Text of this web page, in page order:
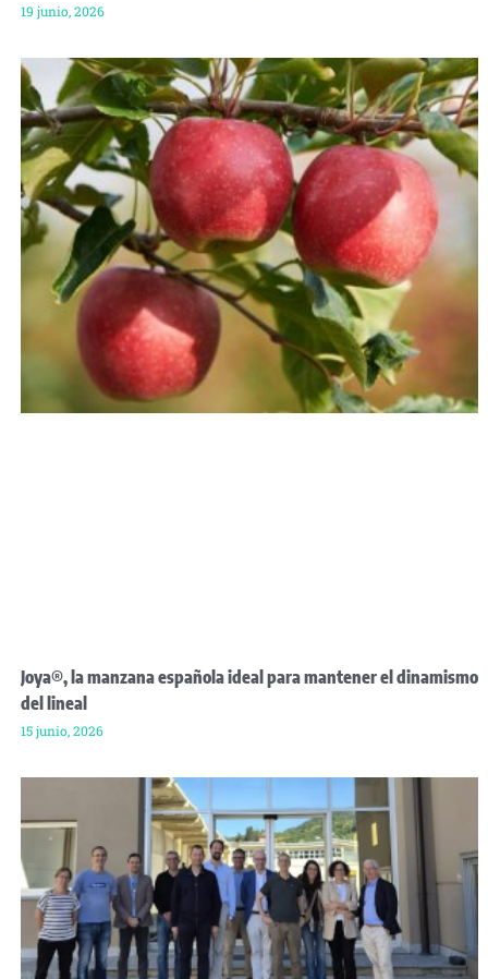
19 junio, 2026
Joya®, la manzana española ideal para mantener el dinamismo
del lineal
15 junio, 2026